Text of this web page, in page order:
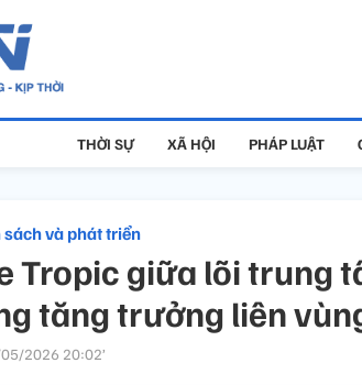
THỜI SỰ XÃ HỘI PHÁP LUẬT
sách và phát triển
Tropic giữa lõi trung
tăng trưởng liên
2026 20:02’